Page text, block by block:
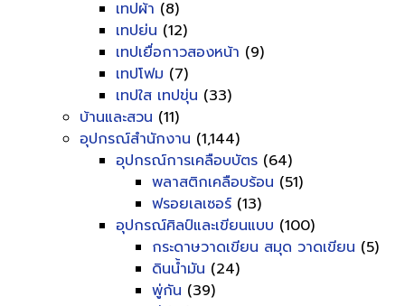
เทปผ้า (8)
เทปย่น (12)
เทปเยื่อกาวสองหน้า (9)
เทปโฟม (7)
เทปใส เทปขุ่น (33)
บ้านและสวน (11)
อุปกรณ์สำนักงาน (1,144)
อุปกรณ์การเคลือบบัตร (64)
พลาสติกเคลือบร้อน (51)
ฟรอยเลเซอร์ (13)
อุปกรณ์ศิลป์และเขียนแบบ (100)
กระดาษวาดเขียน สมุด วาดเขียน (5)
ดินน้ำมัน (24)
พู่กัน (39)